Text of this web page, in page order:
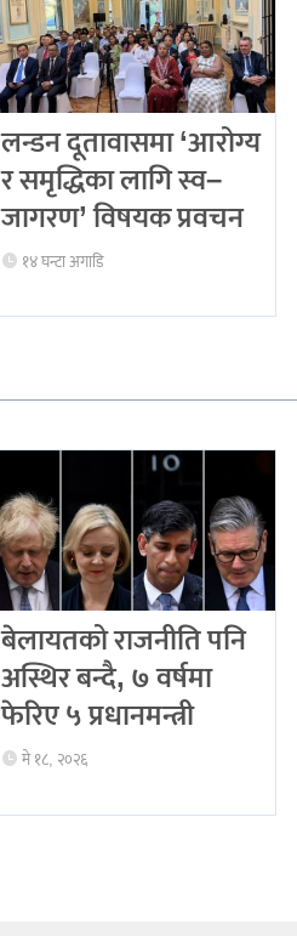
लन्डन दूतावासमा ‘आरोग्य
र समृद्धिका लागि स्व–
जागरण’ विषयक प्रवचन
१४ घन्टा अगाडि
बेलायतको राजनीति पनि
अस्थिर बन्दै, ७ वर्षमा
फेरिए ५ प्रधानमन्त्री
मे १८, २०२६